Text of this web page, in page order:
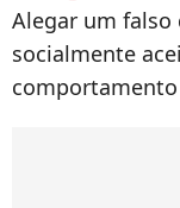
Alegar um falso
socialmente